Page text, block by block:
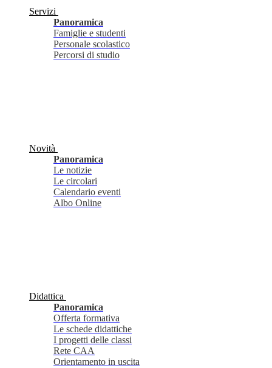
Servizi
Panoramica
Famiglie e studenti
Personale scolastico
Percorsi di studio
Novità
Panoramica
Le notizie
Le circolari
Calendario eventi
Albo Online
Didattica
Panoramica
Offerta formativa
Le schede didattiche
I progetti delle classi
Rete CAA
Orientamento in uscita